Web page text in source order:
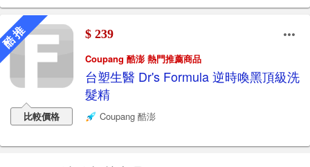
推
比較價格
$ 239
Coupang 酷澎 熱門推薦商品
台塑生醫 Dr's Formula 逆時喚黑頂級洗
髮精
Coupang 酷澎